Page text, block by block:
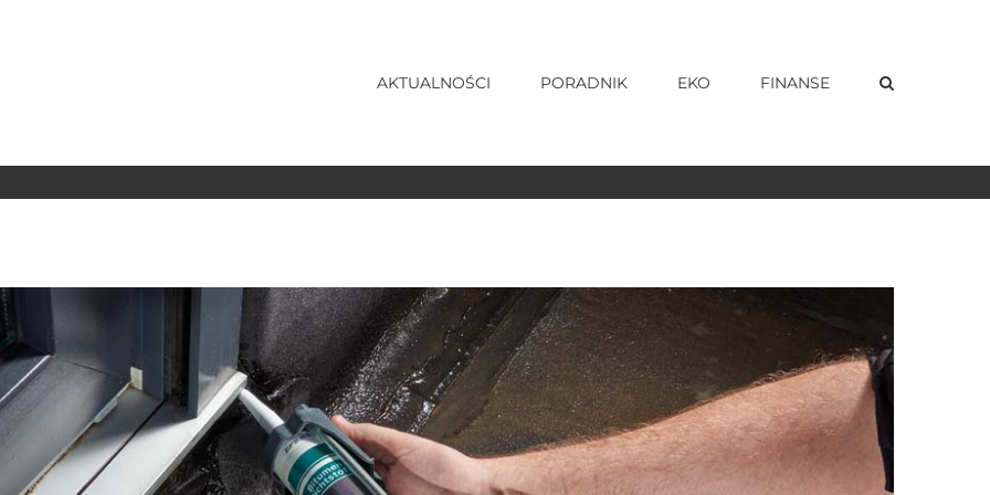
AKTUALNOŚCI PORADNIK EKO FINANSE